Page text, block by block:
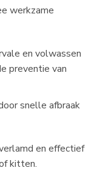
werkzame
en volwassen
preventie van
snelle afbraak
en effectief
kitten.